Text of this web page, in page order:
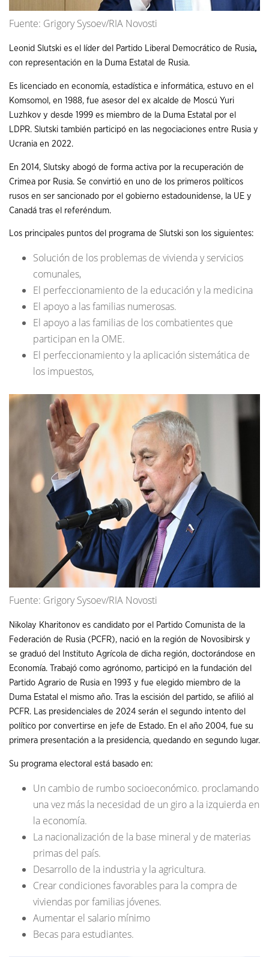
Fuente: Grigory Sysoev/RIA Novosti
Leonid Slutski es el líder del Partido Liberal Democrático de Rusia,
con representación en la Duma Estatal de Rusia.
Es licenciado en economía, estadística e informática, estuvo en el
Komsomol, en 1988, fue asesor del ex alcalde de Moscú Yuri
Luzhkov y desde 1999 es miembro de la Duma Estatal por el
LDPR. Slutski también participó en las negociaciones entre Rusia y
Ucrania en 2022.
En 2014, Slutsky abogó de forma activa por la recuperación de
Crimea por Rusia. Se convirtió en uno de los primeros políticos
rusos en ser sancionado por el gobierno estadounidense, la UE y
Canadá tras el referéndum.
Los principales puntos del programa de Slutski son los siguientes:
Solución de los problemas de vivienda y servicios
comunales,
El perfeccionamiento de la educación y la medicina
El apoyo a las familias numerosas.
El apoyo a las familias de los combatientes que
participan en la OME.
El perfeccionamiento y la aplicación sistemática de
los impuestos,
Fuente: Grigory Sysoev/RIA Novosti
Nikolay Kharitonov es candidato por el Partido Comunista de la
Federación de Rusia (PCFR), nació en la región de Novosibirsk y
se graduó del Instituto Agrícola de dicha región, doctorándose en
Economía. Trabajó como agrónomo, participó en la fundación del
Partido Agrario de Rusia en 1993 y fue elegido miembro de la
Duma Estatal el mismo año. Tras la escisión del partido, se afilió al
PCFR. Las presidenciales de 2024 serán el segundo intento del
político por convertirse en jefe de Estado. En el año 2004, fue su
primera presentación a la presidencia, quedando en segundo lugar.
Su programa electoral está basado en:
Un cambio de rumbo socioeconómico. proclamando
una vez más la necesidad de un giro a la izquierda en
la economía.
La nacionalización de la base mineral y de materias
primas del país.
Desarrollo de la industria y la agricultura.
Crear condiciones favorables para la compra de
viviendas por familias jóvenes.
Aumentar el salario mínimo
Becas para estudiantes.